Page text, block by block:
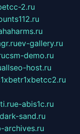
2.ru
ev-gallery.ru
csm-demo.ru
allseo-host.ru
e-abis1c.ru
dark-sand.ru
archives.ru